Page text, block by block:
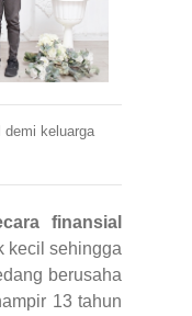
demi keluarga
finansial
kecil sehingga
berusaha
13 tahun